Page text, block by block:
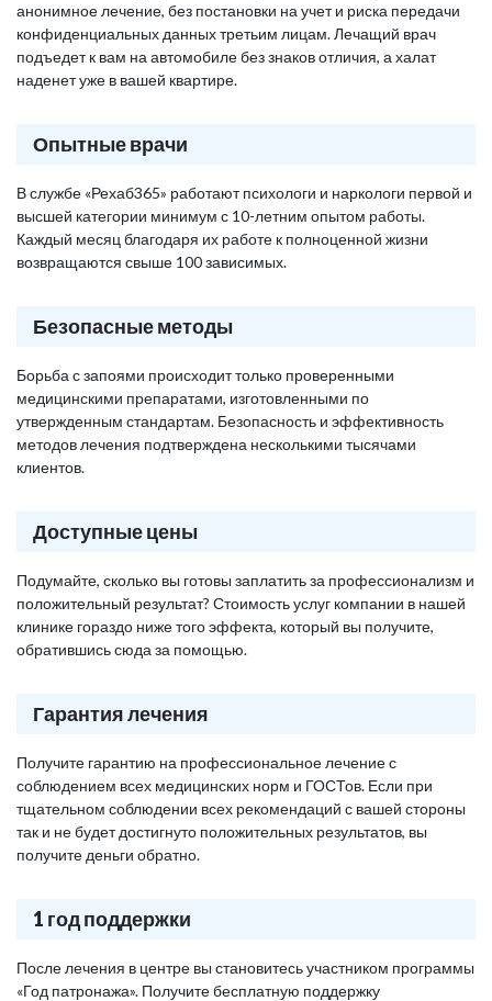
анонимное лечение, без постановки на учет и риска передачи
конфиденциальных данных третьим лицам. Лечащий врач
подъедет к вам на автомобиле без знаков отличия, а халат
наденет уже в вашей квартире.
Опытные врачи
В службе «Рехаб365» работают психологи и наркологи первой и
высшей категории минимум с 10-летним опытом работы.
Каждый месяц благодаря их работе к полноценной жизни
возвращаются свыше 100 зависимых.
Безопасные методы
Борьба с запоями происходит только проверенными
медицинскими препаратами, изготовленными по
утвержденным стандартам. Безопасность и эффективность
методов лечения подтверждена несколькими тысячами
клиентов.
Доступные цены
Подумайте, сколько вы готовы заплатить за профессионализм и
положительный результат? Стоимость услуг компании в нашей
клинике гораздо ниже того эффекта, который вы получите,
обратившись сюда за помощью.
Гарантия лечения
Получите гарантию на профессиональное лечение с
соблюдением всех медицинских норм и ГОСТов. Если при
тщательном соблюдении всех рекомендаций с вашей стороны
так и не будет достигнуто положительных результатов, вы
получите деньги обратно.
1 год поддержки
После лечения в центре вы становитесь участником программы
«Год патронажа». Получите бесплатную поддержку